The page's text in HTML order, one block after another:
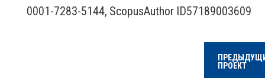
0001-7283-5144, ScopusAuthor ID57189003609
ПРОЕКТ